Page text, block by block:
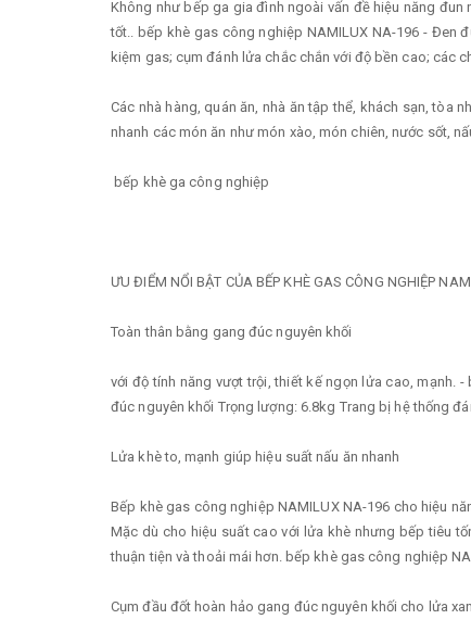
Không như bếp ga gia đình ngoài vấn đề hiệu năng
tốt.. bếp khè gas công nghiệp NAMILUX NA-196 - Đen
kiệm gas; cụm đánh lửa chắc chắn với độ bền cao; các
Các nhà hàng, quán ăn, nhà ăn tập thể, khách sạn, tòa
nhanh các món ăn như món xào, món chiên, nước sốt,
bếp khè ga công nghiệp
ƯU ĐIỂM NỔI BẬT CỦA BẾP KHÈ GAS CÔNG NGHIỆP
Toàn thân bằng gang đúc nguyên khối
với độ tính năng vượt trội, thiết kế ngọn lửa cao, mạnh.
đúc nguyên khối Trọng lượng: 6.8kg Trang bị hệ thống
Lửa khè to, mạnh giúp hiệu suất nấu ăn nhanh
Bếp khè gas công nghiệp NAMILUX NA-196 cho hiệu
Mặc dù cho hiệu suất cao với lửa khè nhưng bếp tiêu
thuận tiện và thoải mái hơn. bếp khè gas công nghiệp
Cụm đầu đốt hoàn hảo gang đúc nguyên khối cho lửa